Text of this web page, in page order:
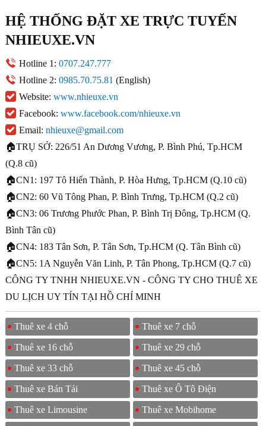
HỆ THỐNG ĐẶT XE TRỰC TUYẾN
NHIEUXE.VN
Hotline 1: 0707.247.777
Hotline 2: 0985.70.75.81 (English)
Website: www.nhieuxe.vn
Facebook: www.facebook.com/nhieuxe.vn
Email: nhieuxe@gmail.com
🏠TRỤ SỞ: 226/51 An Dương Vương, P. Bình Phú, Tp.HCM
(Q.8 cũ)
🏠CN1: 197 Tô Hiến Thành, P. Hòa Hưng, Tp.HCM (Q.10 cũ)
🏠CN2: 60 Vũ Tông Phan, P. Bình Trưng, Tp.HCM (Q.2 cũ)
🏠CN3: 06 Trương Phước Phan, P. Bình Trị Đông, Tp.HCM (Q.
Bình Tân cũ)
🏠CN4: 183 Tân Sơn, P. Tân Sơn, Tp.HCM (Q. Tân Bình cũ)
🏠CN5: 1A Nguyễn Văn Linh, P. Tân Phong, Tp.HCM (Q.7 cũ)
CÔNG TY TNHH NHIEUXE.VN - CÔNG TY CHO THUÊ XE
DU LỊCH UY TÍN TẠI HỒ CHÍ MINH
Thuê xe 4 chỗ Thuê xe 7 chỗ
Thuê xe 16 chỗ Thuê xe 29 chỗ
Thuê xe 33 chỗ Thuê xe 45 chỗ
Thuê xe Bán Tải Thuê xe Ô Tô Điện
Thuê xe Limousine Thuê xe Mobihome